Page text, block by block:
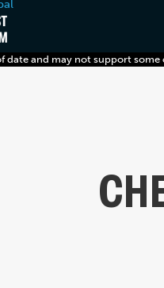
date and may not support